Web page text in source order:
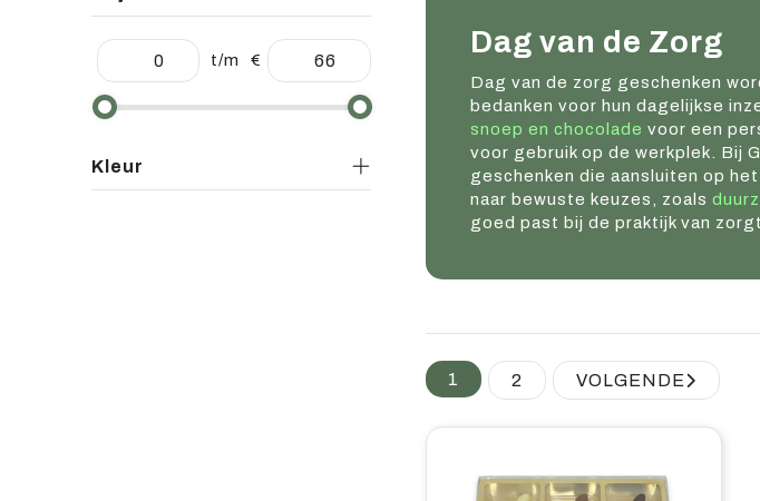
t/m €
Kleur
Dag van de Zorg
Dag van de zorg geschenken
bedanken voor hun dagelijkse
snoep en chocolade voor een
voor gebruik op de werkplek. Bij
geschenken die aansluiten op
naar bewuste keuzes, zoals
goed past bij de praktijk van
1 2 VOLGENDE